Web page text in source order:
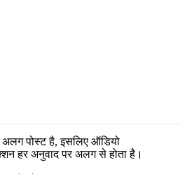
पोस्ट है, इसलिए ऑडियो
हर अनुवाद पर अलग से होता है।